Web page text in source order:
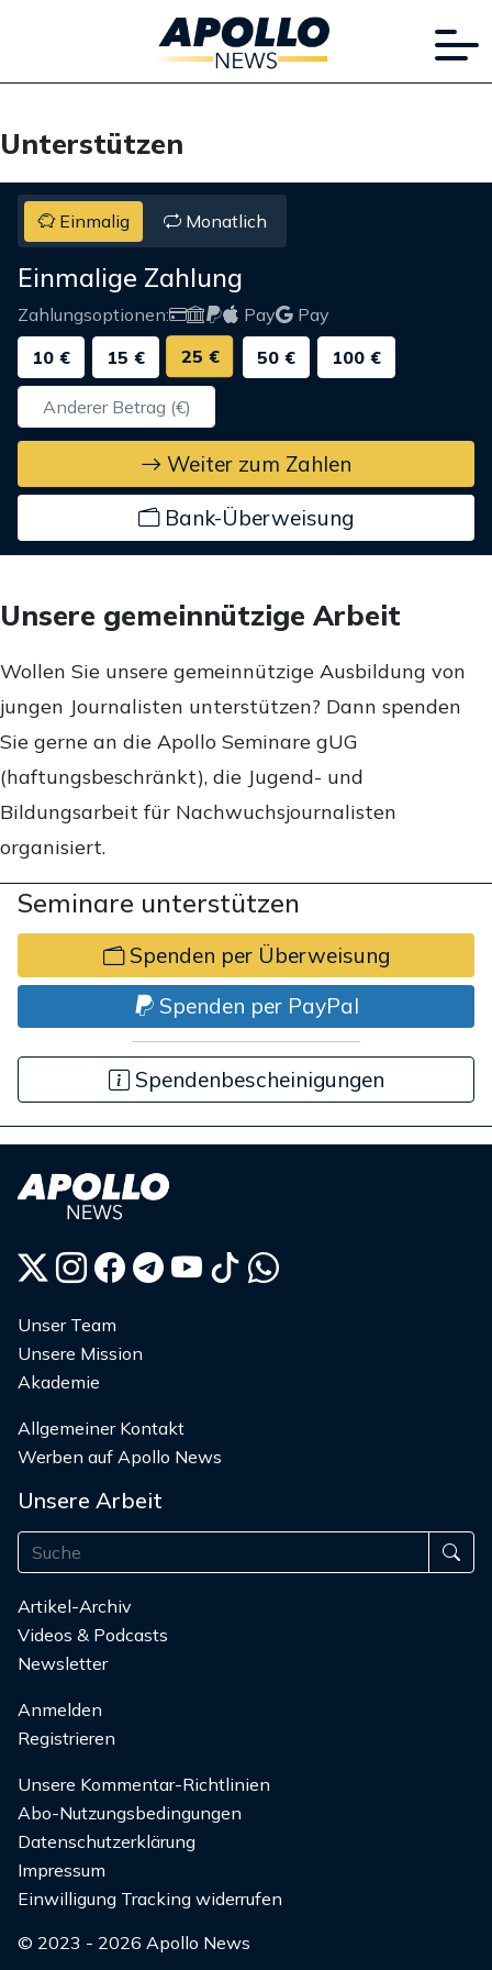
Unterstützen
Einmalig Monatlich
Einmalige Zahlung
Zahlungsoptionen: Pay
Pay
10 €
15 € 25 € 50 € 100 €
Weiter zum Zahlen
Bank-Überweisung
Unsere gemeinnützige Arbeit
Wollen Sie unsere gemeinnützige Ausbildung von
jungen Journalisten unterstützen? Dann spenden
Sie gerne an die Apollo Seminare gUG
(haftungsbeschränkt), die Jugend- und
Bildungsarbeit für Nachwuchsjournalisten
organisiert.
Seminare unterstützen
Spenden per Überweisung
Spenden per PayPal
Spendenbescheinigungen
Unser Team
Unsere Mission
Akademie
Allgemeiner Kontakt
Werben auf Apollo News
Unsere Arbeit
Artikel-Archiv
Videos & Podcasts
Newsletter
Anmelden
Registrieren
Unsere Kommentar-Richtlinien
Abo-Nutzungsbedingungen
Datenschutzerklärung
Impressum
Einwilligung Tracking widerrufen
© 2023 - 2026 Apollo News